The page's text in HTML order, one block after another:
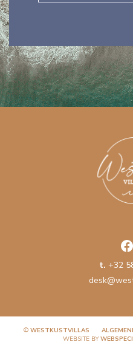
t. +32
© WESTKUSTVILLAS
WEBSITE BY